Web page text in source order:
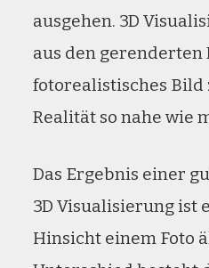
ausgehen. 3D
aus den gerenderten
fotorealistisches Bild
Realität so nahe wie
Das Ergebnis einer
3D Visualisierung ist
Hinsicht einem Foto